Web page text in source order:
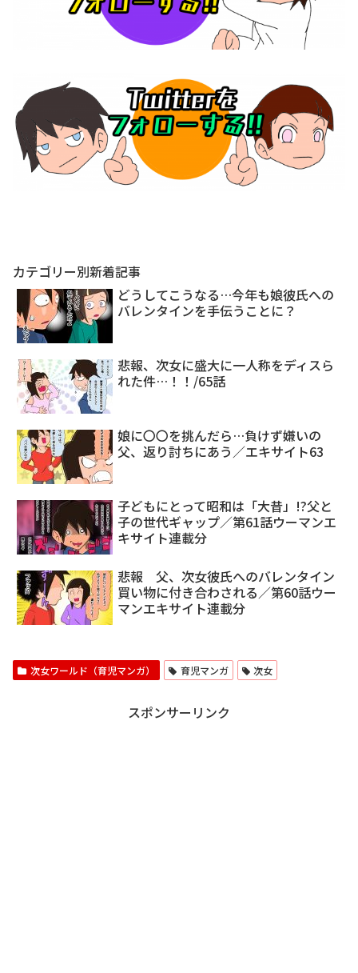
カテゴリー別新着記事
どうしてこうなる…今年も娘彼氏への
バレンタインを手伝うことに？
悲報、次女に盛大に一人称をディスら
れた件…！！/65話
娘に〇〇を挑んだら…負けず嫌いの
父、返り討ちにあう／エキサイト63
子どもにとって昭和は「大昔」!?父と
子の世代ギャップ／第61話ウーマンエ
キサイト連載分
悲報 父、次女彼氏へのバレンタイン
買い物に付き合わされる／第60話ウー
マンエキサイト連載分
次女ワールド（育児マンガ） 育児マンガ 次女
スポンサーリンク